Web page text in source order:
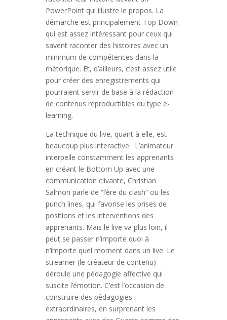
PowerPoint qui illustre le propos. La
démarche est principalement Top Down
qui est assez intéressant pour ceux qui
savent raconter des histoires avec un
minimum de compétences dans la
rhétorique. Et, d’ailleurs, c’est assez utile
pour créer des enregistrements qui
pourraient servir de base à la rédaction
de contenus reproductibles du type e-
learning.
La technique du live, quant à elle, est
beaucoup plus interactive. L’animateur
interpelle constamment les apprenants
en créant le Bottom Up avec une
communication clivante, Christian
Salmon parle de “l’ère du clash” ou les
punch lines, qui favorise les prises de
positions et les interventions des
apprenants. Mais le live va plus loin, il
peut se passer n’importe quoi à
n’importe quel moment dans un live. Le
streamer (le créateur de contenu)
déroule une pédagogie affective qui
suscite l’émotion. C’est l’occasion de
construire des pédagogies
extraordinaires, en surprenant les